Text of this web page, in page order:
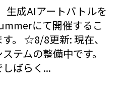
生成AIアートバトルを
にて開催するこ
。 ☆8/8更新: 現在、
テムの整備中です。
ばらく...